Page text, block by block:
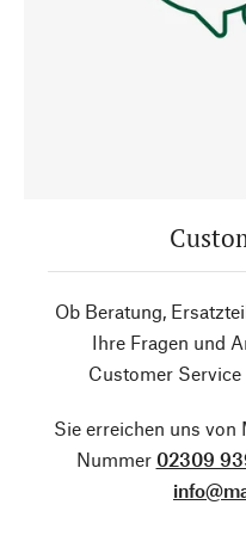
Ob Beratung,
Ihre Fragen und
Customer
Sie erreichen uns
Nummer 02309